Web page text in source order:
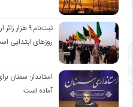
ثبت‌نام ۹
روزهای ابتدایی
استاندار: سمنان
آماده است